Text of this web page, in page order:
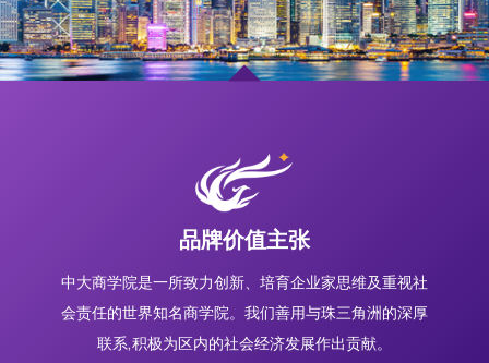
品牌价值主张
中大商学院是一所致力创新、培育企业家思维及重视社
会责任的世界知名商学院。我们善用与珠三角洲的深厚
联系,积极为区内的社会经济发展作出贡献。